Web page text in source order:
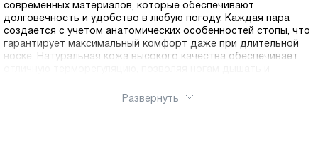
современных материалов, которые обеспечивают
долговечность и удобство в любую погоду. Каждая пара
создается с учетом анатомических особенностей стопы, что
гарантирует максимальный комфорт даже при длительной
носке. Натуральная кожа высокого качества обеспечивает
гарантия качества каждой пары обуви. Мы используем только
Развернуть